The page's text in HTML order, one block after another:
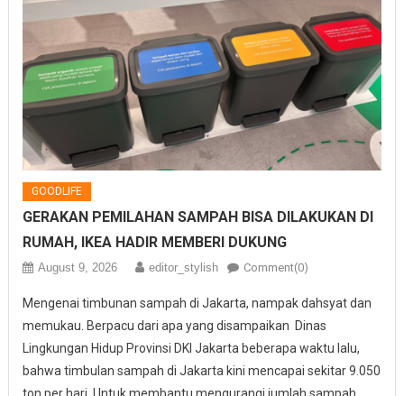
GOODLIFE
GERAKAN PEMILAHAN SAMPAH BISA DILAKUKAN DI
RUMAH, IKEA HADIR MEMBERI DUKUNG
August 9, 2026 editor_stylish Comment(0)
Mengenai timbunan sampah di Jakarta, nampak dahsyat dan
memukau. Berpacu dari apa yang disampaikan Dinas
Lingkungan Hidup Provinsi DKI Jakarta beberapa waktu lalu,
bahwa timbulan sampah di Jakarta kini mencapai sekitar 9.050